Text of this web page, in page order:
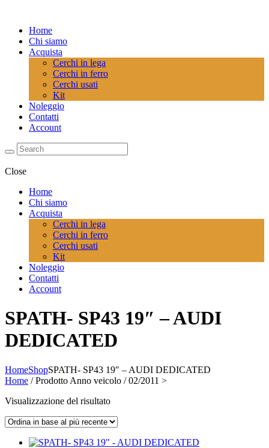
Home
Chi siamo
Acquista
Cerchi in lega
Cerchi in ferro
Cerchi usati
Kit
Noleggio
Contatti
Account
Close
Home
Chi siamo
Acquista
Cerchi in lega
Cerchi in ferro
Cerchi usati
Kit
Noleggio
Contatti
Account
SPATH- SP43 19″ – AUDI
DEDICATED
HomeShopSPATH- SP43 19″ – AUDI DEDICATED
Home / Prodotto Anno veicolo / 02/2011 >
Visualizzazione del risultato